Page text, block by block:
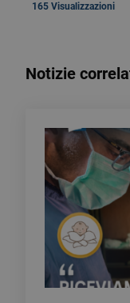
165 Visualizzazioni
Notizie